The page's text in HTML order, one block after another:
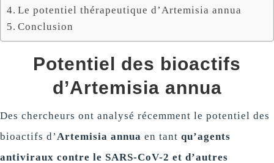
Le potentiel thérapeutique d’Artemisia annua
Conclusion
Potentiel des bioactifs
d’Artemisia annua
Des chercheurs ont analysé récemment le potentiel des
bioactifs d’Artemisia annua en tant qu’agents
antiviraux contre le SARS-CoV-2 et d’autres